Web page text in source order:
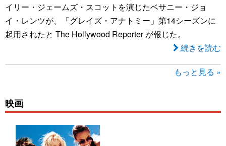
イリー・ジェームズ・スコットを演じたベサニー・ジョ
イ・レンツが、「グレイズ・アナトミー」第14シーズンに
起用されたと The Hollywood Reporter が報じた。
続きを読む
もっと見る »
映画